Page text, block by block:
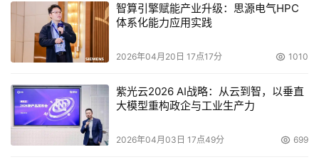
智算引擎赋能产业升级：思源电气HPC
体系化能力应用实践
2026年04月20日 17点17分 1010
紫光云2026 AI战略：从云到智，以垂直
大模型重构政企与工业生产力
2026年04月03日 17点49分 699